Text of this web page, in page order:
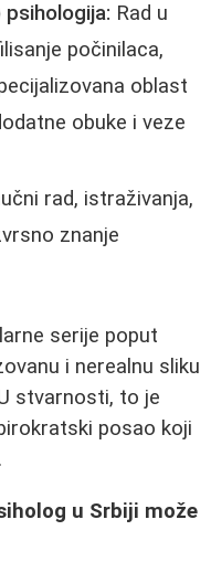
Rad u
počinilaca,
oblast
obuke i veze
rad, istraživanja,
znanje
serije poput
i nerealnu sliku
stvarnosti, to je
posao koji
u Srbiji može